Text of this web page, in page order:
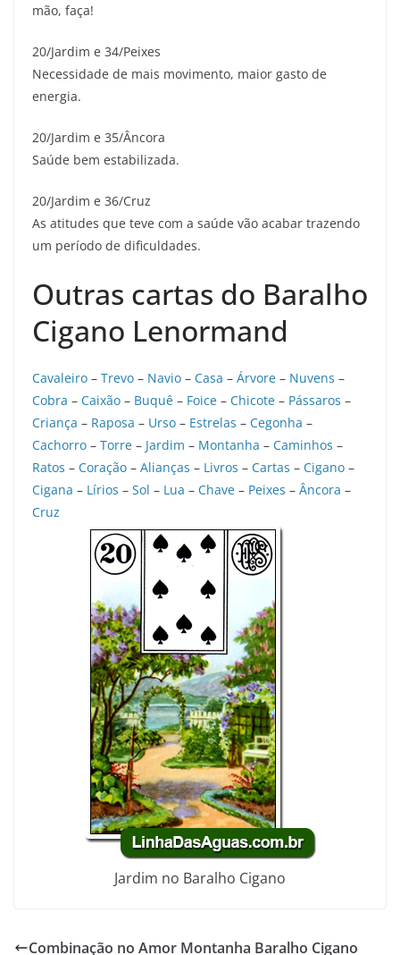
mão, faça!
20/Jardim e 34/Peixes
Necessidade de mais movimento, maior gasto de
energia.
20/Jardim e 35/Âncora
Saúde bem estabilizada.
20/Jardim e 36/Cruz
As atitudes que teve com a saúde vão acabar trazendo
um período de dificuldades.
Outras cartas do Baralho
Cigano Lenormand
Cavaleiro – Trevo – Navio – Casa – Árvore – Nuvens –
Cobra – Caixão – Buquê – Foice – Chicote – Pássaros –
Criança – Raposa – Urso – Estrelas – Cegonha –
Cachorro – Torre – Jardim – Montanha – Caminhos –
Ratos – Coração – Alianças – Livros – Cartas – Cigano –
Cigana – Lírios – Sol – Lua – Chave – Peixes – Âncora –
Cruz
Jardim no Baralho Cigano
Combinação no Amor Montanha Baralho Cigano